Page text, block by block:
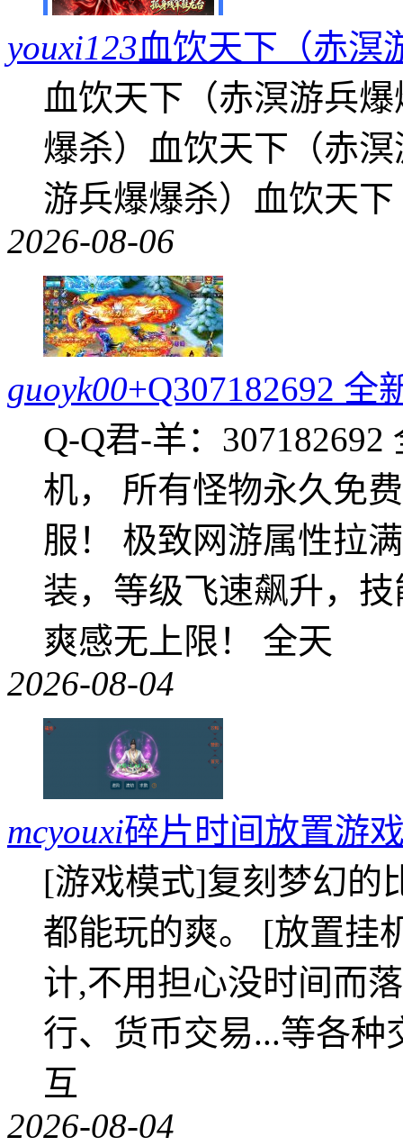
youxi123血饮天下（赤溟
血饮天下（赤溟游兵
爆杀）血饮天下（赤
游兵爆爆杀）血饮天
2026-08-06
guoyk00+Q307182692
Q-Q君-羊：
机， 所有怪物永久免
服！ 极致网游属性拉
装，等级飞速飙升，
爽感无上限！ 全天
2026-08-04
mcyouxi碎片时间放置游
[游戏模式]复刻梦幻的
都能玩的爽。 [放置挂
计,不用担心没时间而
行、货币交易...等各
互
2026-08-04